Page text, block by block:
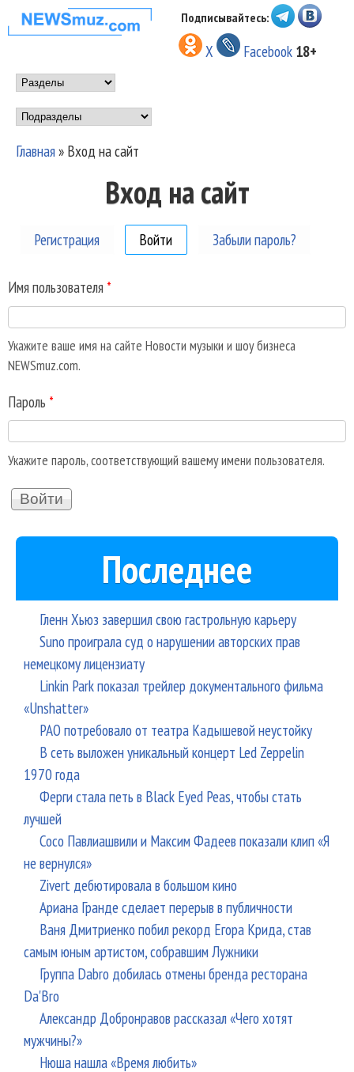
Перейти к основному
содержанию
НОВОСТИ
МУЗЫКИ И
ШОУ БИЗНЕСА
NEWSMUZ.COM
Подписывайтесь:
X Facebook 18+
Main menu
Подразделы
Вы здесь
Главная» Вход на сайт
Вход на сайт
Регистрация Войти (активная вкладка)
Забыли пароль?
Имя пользователя *
Укажите ваше имя на сайте Новости музыки и шоу бизнеса
NEWSmuz.com.
Пароль *
Укажите пароль, соответствующий вашему имени пользователя.
Последнее
Гленн Хьюз завершил свою гастрольную карьеру
Suno проиграла суд о нарушении авторских прав
немецкому лицензиату
Linkin Park показал трейлер документального фильма
«Unshatter»
РАО потребовало от театра Кадышевой неустойку
В сеть выложен уникальный концерт Led Zeppelin
1970 года
Ферги стала петь в Black Eyed Peas, чтобы стать
лучшей
Сосо Павлиашвили и Максим Фадеев показали клип «Я
не вернулся»
Zivert дебютировала в большом кино
Ариана Гранде сделает перерыв в публичности
Ваня Дмитриенко побил рекорд Егора Крида, став
самым юным артистом, собравшим Лужники
Группа Dabro добилась отмены бренда ресторана
Da'Bro
Александр Добронравов рассказал «Чего хотят
мужчины?»
Нюша нашла «Время любить»